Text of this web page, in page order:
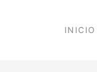
INICIO